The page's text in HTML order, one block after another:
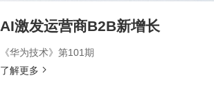
AI激发运营商B2B新增长
《华为技术》第101期
了解更多